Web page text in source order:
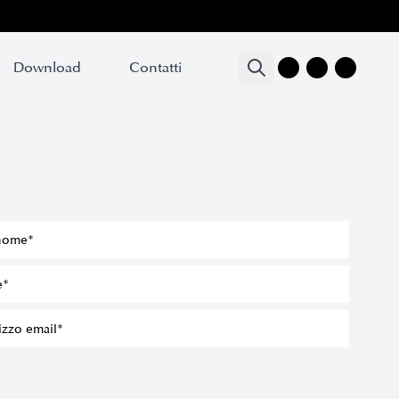
Download Contatti
Download Contatti